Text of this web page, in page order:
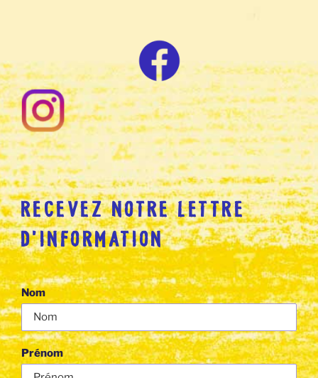
RECEVEZ NOTRE LETTRE
D’INFORMATION
Nom
Prénom